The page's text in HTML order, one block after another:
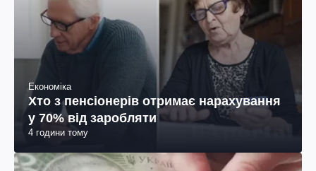
Економіка
Хто з пенсіонерів отримає нарахування
у 70% від заробляти
4 години тому